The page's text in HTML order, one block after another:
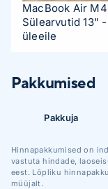
MacBook Air M4
Sülearvutid 13"
üleeile
Pakkumised
Pakkuja
Hinnapakkumised on
vastuta hindade,
eest. Lõpliku
müüjalt.